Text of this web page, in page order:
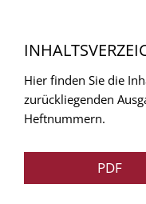
Hier finden Sie die
zurückliegenden
Heftnummern.
PDF